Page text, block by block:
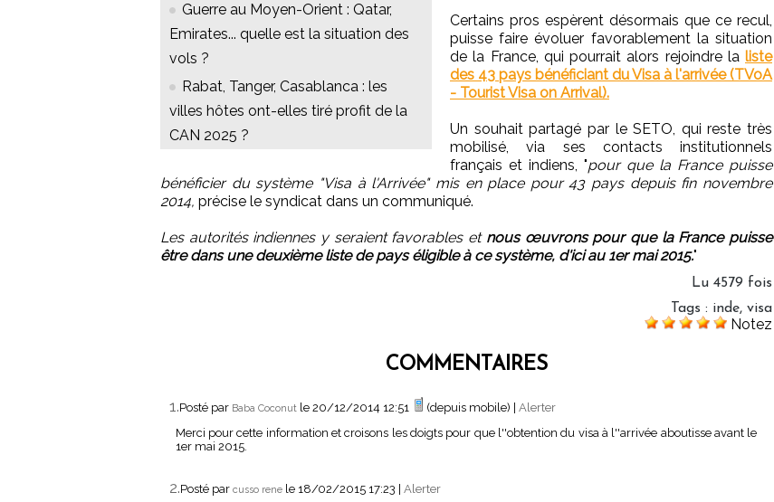
Guerre au Moyen-Orient : Qatar,
Emirates... quelle est la situation des
vols ?
Rabat, Tanger, Casablanca : les
villes hôtes ont-elles tiré profit de la
CAN 2025 ?
Certains pros espèrent désormais que ce recul,
puisse faire évoluer favorablement la situation
de la France, qui pourrait alors rejoindre la liste
des 43 pays bénéficiant du Visa à l'arrivée (TVoA
- Tourist Visa on Arrival).
Un souhait partagé par le SETO, qui reste très
mobilisé, via ses contacts institutionnels
français et indiens, "pour que la France puisse
bénéficier du système "Visa à l'Arrivée" mis en place pour 43 pays depuis fin novembre
2014, précise le syndicat dans un communiqué.
Les autorités indiennes y seraient favorables et nous œuvrons pour que la France puisse
être dans une deuxième liste de pays éligible à ce système, d'ici au 1er mai 2015."
Lu 4579 fois
Tags : inde, visa
Notez
COMMENTAIRES
1.Posté par Baba Coconut le 20/12/2014 12:51 (depuis mobile)
Alerter
Merci pour cette information et croisons les doigts pour que l''obtention du visa à l''arrivée aboutisse avant le
1er mai 2015.
2.Posté par cusso rene le 18/02/2015 17:23
Alerter